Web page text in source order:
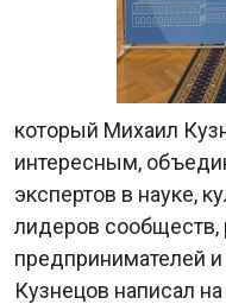
который Михаил
интересным,
экспертов в науке,
лидеров сообществ,
предпринимателей
Кузнецов написал